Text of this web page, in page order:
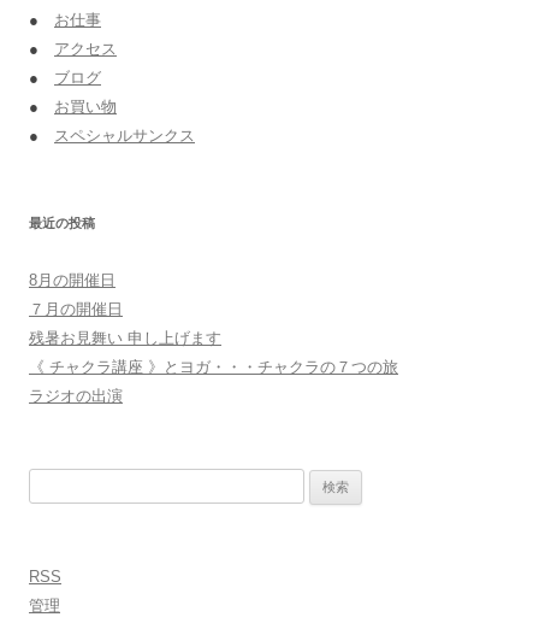
● お仕事
● アクセス
● ブログ
● お買い物
● スペシャルサンクス
最近の投稿
8月の開催日
７月の開催日
残暑お見舞い 申し上げます
《 チャクラ講座 》とヨガ・・・チャクラの７つの旅
ラジオの出演
RSS
管理